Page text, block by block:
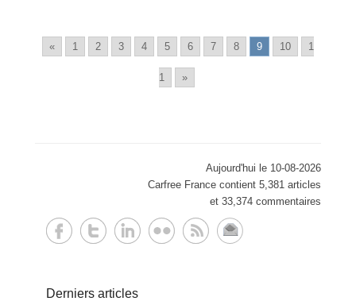
« 1 2 3 4 5 6 7 8 9 10 1
1 »
Aujourd'hui le 10-08-2026
Carfree France contient 5,381 articles
et 33,374 commentaires
Derniers articles